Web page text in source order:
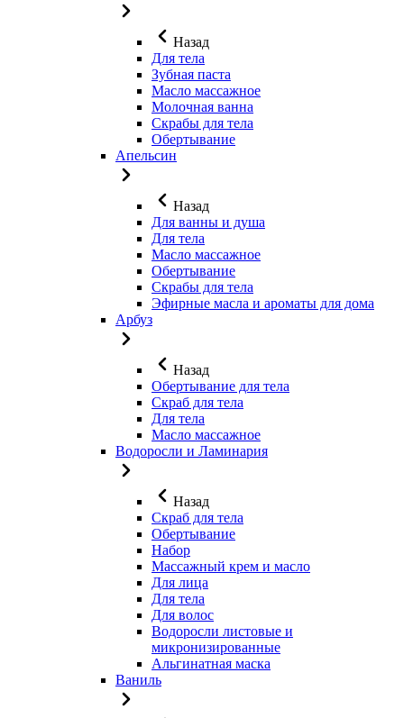
Назад
Для тела
Зубная паста
Масло массажное
Молочная ванна
Скрабы для тела
Обертывание
Апельсин
Назад
Для ванны и душа
Для тела
Масло массажное
Обертывание
Скрабы для тела
Эфирные масла и ароматы для дома
Арбуз
Назад
Обертывание для тела
Скраб для тела
Для тела
Масло массажное
Водоросли и Ламинария
Назад
Скраб для тела
Обертывание
Набор
Массажный крем и масло
Для лица
Для тела
Для волос
Водоросли листовые и
микронизированные
Альгинатная маска
Ваниль